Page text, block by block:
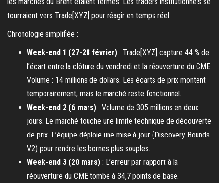
tournaient vers Trade[XYZ] pour réagir en temps réel.
Chronologie simplifiée :
Week-end 1 (27-28 février) : Trade[XYZ] capture 44 % de
l’écart entre la clôture du vendredi et la réouverture du CME.
Volume : 14 millions de dollars. Les écarts de prix montent
temporairement, mais le marché reste fonctionnel.
Week-end 2 (6 mars) : Volume de 305 millions en deux
jours. Le marché touche une limite technique de découverte
de prix. L’équipe déploie une mise à jour (Discovery Bounds
V2) pour rendre les bornes plus souples.
Week-end 3 (20 mars) : L’erreur par rapport à la
réouverture du CME tombe à 34,7 points de base.